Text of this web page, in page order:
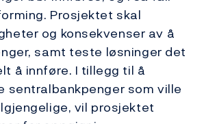
Prosjektet skal
og konsekvenser av å
samt teste løsninger det
å innføre. I tillegg til å
sentralbankpenger som ville
vil prosjektet